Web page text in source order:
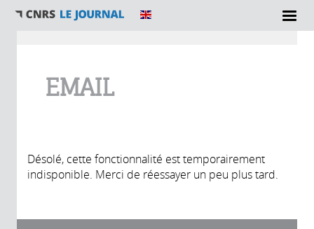
EMAIL
Désolé, cette fonctionnalité est temporairement
indisponible. Merci de réessayer un peu plus tard.